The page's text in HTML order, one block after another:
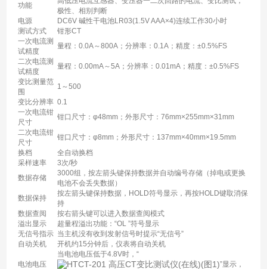
功能
极性、相别判断
电源
DC6V 碱性干电池LR03(1.5V AAA×4)连续工作30小时
测试方式
钳形CT
一次电流测
试精度
量程：0.0A～800A；分辨率：0.1A；精度：±0.5%FS
二次电流测
试精度
量程：0.00mA～5A；分辨率：0.01mA；精度：±0.5%FS
变比测量范
围
1～500
变比分辨率 0.1
一次电流钳
尺寸
钳口尺寸：φ48mm；外形尺寸：76mm×255mm×31mm
二次电流钳
尺寸
钳口尺寸：φ8mm；外形尺寸：137mm×40mm×19.5mm
换档
全自动换档
采样速率
3次/秒
数据存储
3000组，按左箭头键保持数据并自动编号存储（掉电或更换
电池不会丢失数据）
数据保持
按左箭头键保持数据，HOLD符号显示，再按HOLD键取消保
持
数据查阅
按右箭头键可以进入数据查阅模式
溢出显示
超量程溢出功能：“OL ”符号显示
无信号指示 当主机没有收到发射信号时提示“无信号”
自动关机
开机约15分钟后，仪表将自动关机
电池电压
当电池电压低于4.8V时，“
”显示，